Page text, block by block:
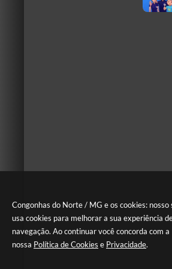
Congonhas do Norte / MG e os cookies: nosso
usa cookies para melhorar a sua experiência
navegação. Ao continuar você concorda com a
nossa Política de Cookies e Privacidade.